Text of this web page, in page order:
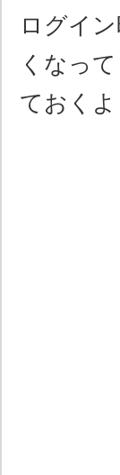
ログイ
くなっ
ておくよ